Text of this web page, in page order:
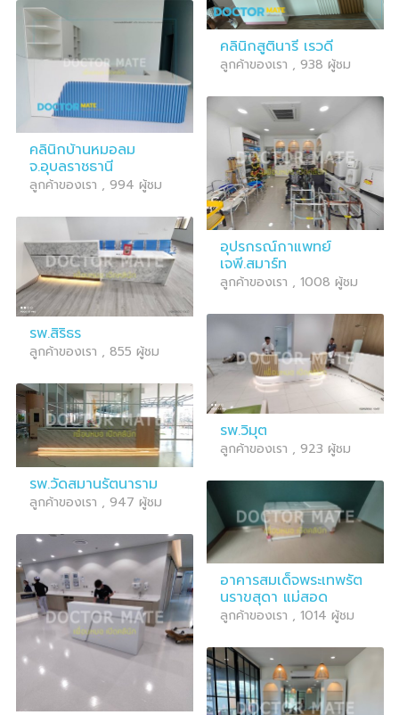
คลินิกสูตินารี เรวดี
ลูกค้าของเรา , 938 ผู้ชม
คลินิกบ้านหมอลม
จ.อุบลราชธานี
ลูกค้าของเรา , 994 ผู้ชม
อุปรกรณ์กาแพทย์
เจพี.สมาร์ท
ลูกค้าของเรา , 1008 ผู้ชม
รพ.สิริธร
ลูกค้าของเรา , 855 ผู้ชม
รพ.วิมุต
ลูกค้าของเรา , 923 ผู้ชม
รพ.วัดสมานรัตนาราม
ลูกค้าของเรา , 947 ผู้ชม
อาคารสมเด็จพระเทพรัต
นราขสุดา แม่สอด
ลูกค้าของเรา , 1014 ผู้ชม